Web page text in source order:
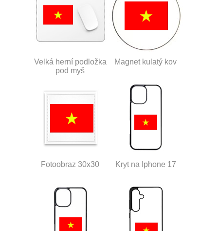
Velká herní podložka
pod myš
Magnet kulatý kov
Fotoobraz 30x30 Kryt na Iphone 17